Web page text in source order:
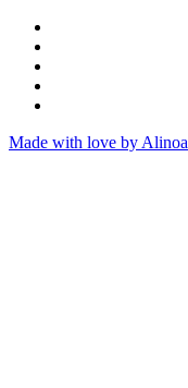
Made with love by Alinoa